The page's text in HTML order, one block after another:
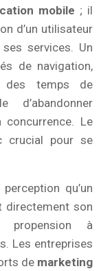
mobile ; il
d’un utilisateur
services. Un
de navigation,
des temps de
d’abandonner
Le
crucial pour se
qu’un
directement son
à
Les entreprises
de marketing